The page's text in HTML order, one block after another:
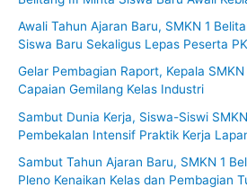
t
k
Awali Tahun Ajaran Baru, SMKN 1
Siswa Baru Sekaligus Lepas Peserta
Gelar Pembagian Raport, Kepala
Capaian Gemilang Kelas Industri
Sambut Dunia Kerja, Siswa-Siswi
Pembekalan Intensif Praktik Kerja
Sambut Tahun Ajaran Baru, SMKN 1
Pleno Kenaikan Kelas dan Pembagian